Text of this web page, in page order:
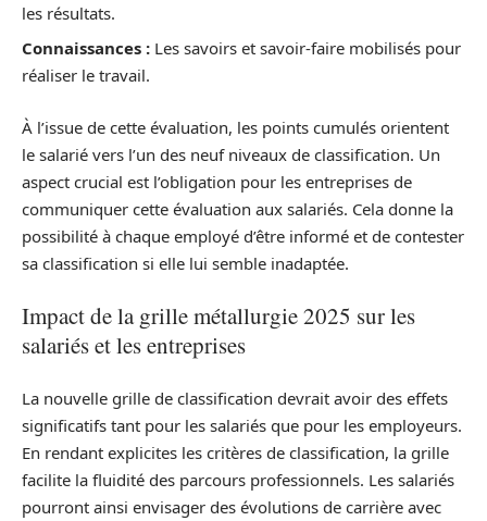
les résultats.
Connaissances : Les savoirs et savoir-faire mobilisés pour
réaliser le travail.
À l’issue de cette évaluation, les points cumulés orientent
le salarié vers l’un des neuf niveaux de classification. Un
aspect crucial est l’obligation pour les entreprises de
communiquer cette évaluation aux salariés. Cela donne la
possibilité à chaque employé d’être informé et de contester
sa classification si elle lui semble inadaptée.
Impact de la grille métallurgie 2025 sur les
salariés et les entreprises
La nouvelle grille de classification devrait avoir des effets
significatifs tant pour les salariés que pour les employeurs.
En rendant explicites les critères de classification, la grille
facilite la fluidité des parcours professionnels. Les salariés
pourront ainsi envisager des évolutions de carrière avec